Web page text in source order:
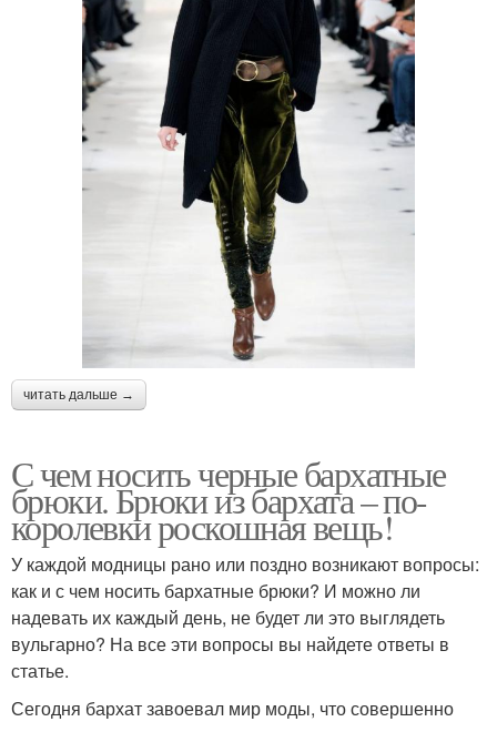
читать дальше →
С чем носить черные бархатные
брюки. Брюки из бархата – по-
королевки роскошная вещь!
У каждой модницы рано или поздно возникают вопросы:
как и с чем носить бархатные брюки? И можно ли
надевать их каждый день, не будет ли это выглядеть
вульгарно? На все эти вопросы вы найдете ответы в
статье.
Сегодня бархат завоевал мир моды, что совершенно